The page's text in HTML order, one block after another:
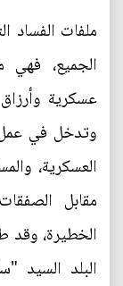
ملفات الفساد
الجميع،
عسكرية
وتدخل في عمل
العسكرية،
مقابل
الخطيرة، وقد
البلد السيد